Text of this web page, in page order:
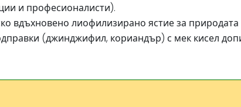
и професионалисти).
вдъхновено лиофилизирано ястие за
(джинджифил, кориандър) с мек кисел